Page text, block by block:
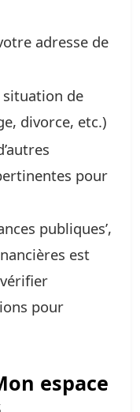
adresse de
de
divorce, etc.)
pour
publiques’,
est
pour
espace